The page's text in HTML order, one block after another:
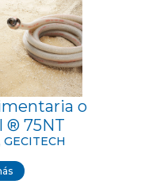
o
® 75NT
GECITECH